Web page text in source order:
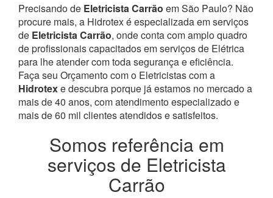
Precisando de Eletricista Carrão em São Paulo? Não
procure mais, a Hidrotex é especializada em serviços
de Eletricista Carrão, onde conta com amplo quadro
de profissionais capacitados em serviços de Elétrica
para lhe atender com toda segurança e eficiência.
Faça seu Orçamento com o Eletricistas com a
Hidrotexe descubra porque já estamos no mercado a
mais de 40 anos, com atendimento especializado e
mais de 60 mil clientes atendidos e satisfeitos.
Somos referência em
serviços de Eletricista
Carrão